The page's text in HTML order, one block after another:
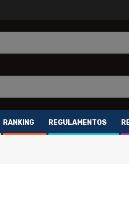
RANKING REGULAMENTOS